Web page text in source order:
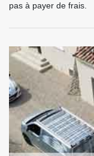
pas à payer de frais.